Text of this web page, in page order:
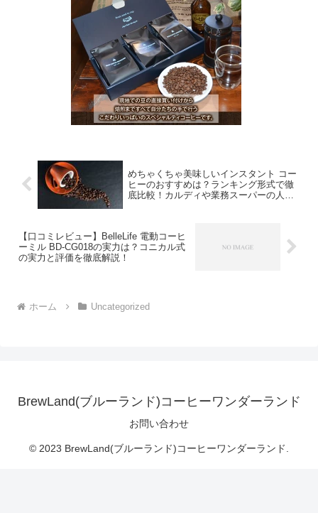
めちゃくちゃ美味しいインスタント コー
ヒーのおすすめは？ランキング形式で徹
底比較！カルディや業務スーパーの人気
【口コミレビュー】BelleLife 電動コーヒ
ーミル BD-CG018の実力は？コニカル式
の実力と評価を徹底解説！
ホーム Uncategorized
BrewLand(ブルーランド)コーヒーワンダーランド
お問い合わせ
© 2023 BrewLand(ブルーランド)コーヒーワンダーランド.